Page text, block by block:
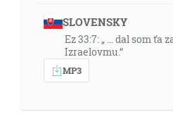
SLOVENSKY
Ez 33:7: „ … dal som ťa
Izraelovmu.“
MP3